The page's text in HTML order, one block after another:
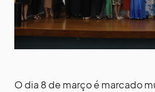
O dia 8 de março é marcado